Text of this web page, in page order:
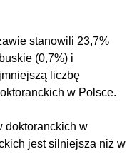
stanowili 23,7%
(0,7%) i
liczbę
w Polsce.
doktoranckich w
jest silniejsza niż w